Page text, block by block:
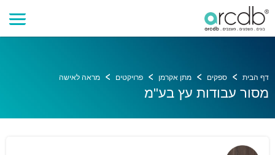
דף הבית ספקים מתן אקרמן פרויקטים מראה לאישה
מסור עבודות עץ בע"מ